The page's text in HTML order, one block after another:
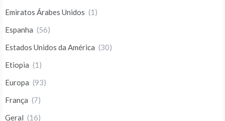
Emiratos Árabes Unidos (1)
Espanha (56)
Estados Unidos da América (30)
Etiopia (1)
Europa (93)
França (7)
Geral (16)